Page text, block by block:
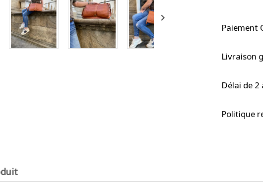

Paiement
Livraison
Délai de
Politique